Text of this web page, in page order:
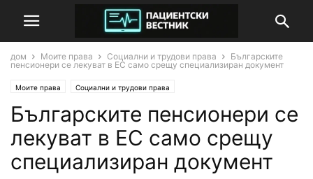
дом Моите права Социални и трудови права
Българските
пенсионери се лекуват в ЕС само срещу специализиран документ
Моите права Социални и трудови права
Българските пенсионери се
лекуват в ЕС само срещу
специализиран документ